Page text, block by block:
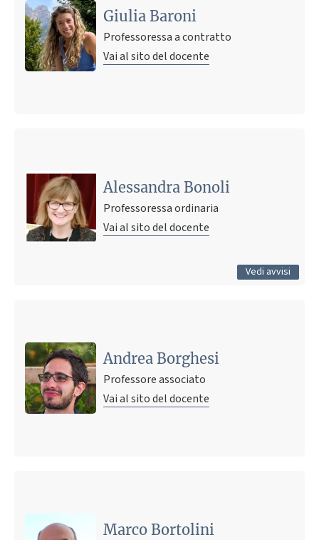
Giulia Baroni
Professoressa a contratto
Vai al sito del docente
Alessandra Bonoli
Professoressa ordinaria
Vai al sito del docente
Vedi avvisi
17 aprile 2026 11:34
Tutti gli avvisi
Andrea Borghesi
Professore associato
Vai al sito del docente
Marco Bortolini